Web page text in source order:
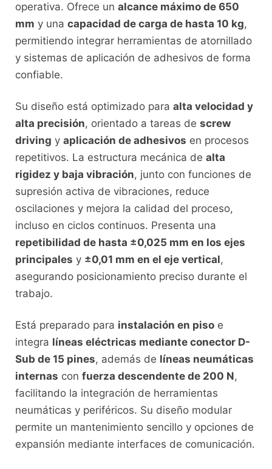
operativa. Ofrece un alcance máximo de 650
mm y una capacidad de carga de hasta 10 kg,
permitiendo integrar herramientas de atornillado
y sistemas de aplicación de adhesivos de forma
confiable.
Su diseño está optimizado para alta velocidad y
alta precisión, orientado a tareas de screw
driving y aplicación de adhesivos en procesos
repetitivos. La estructura mecánica de alta
rigidez y baja vibración, junto con funciones de
supresión activa de vibraciones, reduce
oscilaciones y mejora la calidad del proceso,
incluso en ciclos continuos. Presenta una
repetibilidad de hasta ±0,025 mm en los ejes
principales y ±0,01 mm en el eje vertical,
asegurando posicionamiento preciso durante el
trabajo.
Está preparado para instalación en piso e
integra líneas eléctricas mediante conector D-
Sub de 15 pines, además de líneas neumáticas
internas con fuerza descendente de 200 N,
facilitando la integración de herramientas
neumáticas y periféricos. Su diseño modular
permite un mantenimiento sencillo y opciones de
expansión mediante interfaces de comunicación.